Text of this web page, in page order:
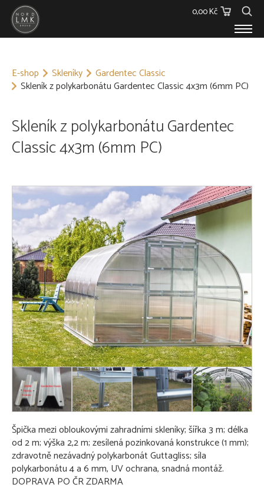
0,00 Kč
Barvy, Laky a Lepidla
Polykarbonáty
Podstřešní fólie
KONTAKT
E-shop Skleníky
Gardentec Classic
Skleník z polykarbonátu Gardentec Classic 4x3m (6mm PC)
Skleník z polykarbonátu Gardentec
Classic 4x3m (6mm PC)
Špička mezi obloukovými zahradními skleníky; šířka 3 m; délka
od 2 m; výška 2,2 m; zesílená pozinkovaná konstrukce (1 mm);
zdravotně nezávadný polykarbonát Guttagliss; síla
polykarbonátu 4 a 6 mm, UV ochrana, snadná montáž.
DOPRAVA PO ČR ZDARMA